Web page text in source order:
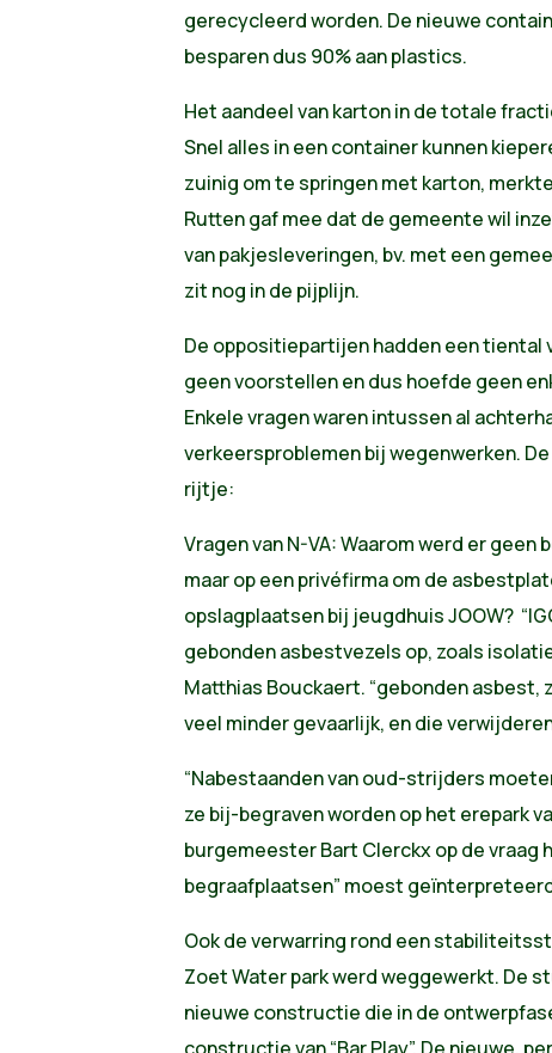
gerecycleerd worden. De nieuwe
besparen dus 90% aan plastics.
Het aandeel van karton in de totale
Snel alles in een container kunnen
zuinig om te springen met karton,
Rutten gaf mee dat de gemeente wil
van pakjesleveringen, bv. met een
zit nog in de pijplijn.
De oppositiepartijen hadden een tiental
geen voorstellen en dus hoefde geen
Enkele vragen waren intussen al
verkeersproblemen bij wegenwerken.
rijtje:
Vragen van N-VA: Waarom werd er geen
maar op een privéfirma om de
opslagplaatsen bij jeugdhuis JOOW?
gebonden asbestvezels op, zoals
Matthias Bouckaert. “gebonden
veel minder gevaarlijk, en die
“Nabestaanden van oud-strijders
ze bij-begraven worden op het erepark
burgemeester Bart Clerckx op de vraag
begraafplaatsen” moest
Ook de verwarring rond een
Zoet Water park werd weggewerkt. De
nieuwe constructie die in de